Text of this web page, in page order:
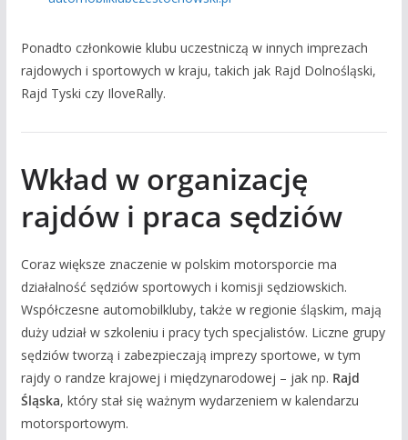
Ponadto członkowie klubu uczestniczą w innych imprezach
rajdowych i sportowych w kraju, takich jak Rajd Dolnośląski,
Rajd Tyski czy IloveRally.
Wkład w organizację
rajdów i praca sędziów
Coraz większe znaczenie w polskim motorsporcie ma
działalność sędziów sportowych i komisji sędziowskich.
Współczesne automobilkluby, także w regionie śląskim, mają
duży udział w szkoleniu i pracy tych specjalistów. Liczne grupy
sędziów tworzą i zabezpieczają imprezy sportowe, w tym
rajdy o randze krajowej i międzynarodowej – jak np. Rajd
Śląska, który stał się ważnym wydarzeniem w kalendarzu
motorsportowym.